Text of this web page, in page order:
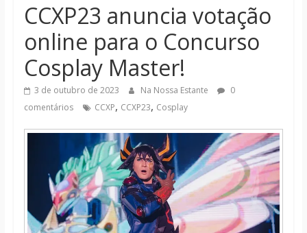
livros,
filmes,
séries
notícias
CCXP23 anuncia votação
online para o Concurso
Cosplay Master!
3 de outubro de 2023 Na Nossa Estante
0
comentários
CCXP, CCXP23, Cosplay